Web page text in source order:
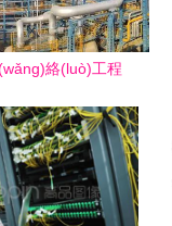
絡(luò)工程
發(fā)展